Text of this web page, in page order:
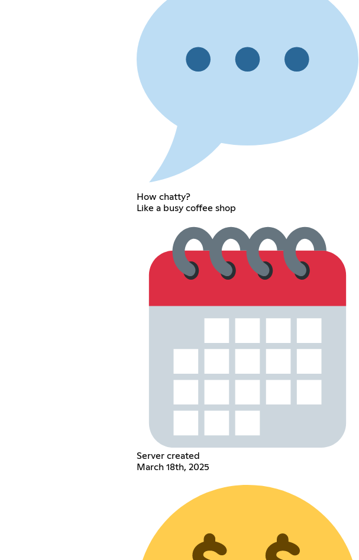
How chatty?
Like a busy coffee shop
Server created
March 18th, 2025